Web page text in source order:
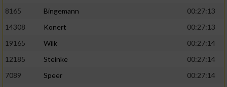
8165
Bingemann
00:27:13
14308
Konert
00:27:13
19165
Wilk
00:27:14
12185
Steinke
00:27:14
7089
Speer 00:27:14